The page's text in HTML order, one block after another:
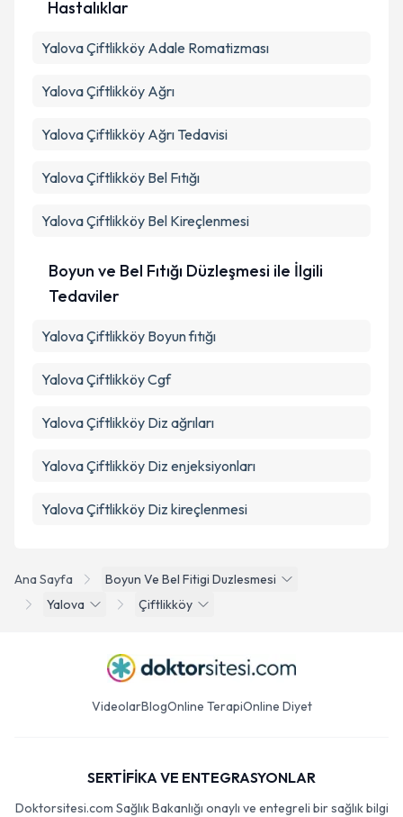
Ana Sayfa
Boyun Ve Bel Fitigi Duzlesmesi
Yalova
Çiftlikköy
Hastalıklar
Yalova Çiftlikköy Adale Romatizması
Yalova Çiftlikköy Ağrı
Yalova Çiftlikköy Ağrı Tedavisi
Yalova Çiftlikköy Bel Fıtığı
Yalova Çiftlikköy Bel Kireçlenmesi
Boyun ve Bel Fıtığı Düzleşmesi ile İlgili
Tedaviler
Yalova Çiftlikköy Boyun fıtığı
Yalova Çiftlikköy Cgf
Yalova Çiftlikköy Diz ağrıları
Yalova Çiftlikköy Diz enjeksiyonları
Yalova Çiftlikköy Diz kireçlenmesi
VideolarBlogOnline TerapiOnline Diyet
SERTİFİKA VE ENTEGRASYONLAR
Doktorsitesi.com Sağlık Bakanlığı onaylı ve entegreli bir sağlık bilgi